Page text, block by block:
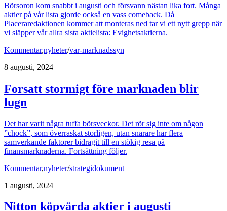
Börsoron kom snabbt i augusti och försvann nästan lika fort. Många
aktier på vår lista gjorde också en vass comeback. Då
Placeraredaktionen kommer att monteras ned tar vi ett nytt grepp när
vi släpper vår allra sista aktielista: Evighetsaktierna.
Kommentar,nyheter/var-marknadssyn
8 augusti, 2024
Forsatt stormigt före marknaden blir
lugn
Det har varit några tuffa börsveckor. Det rör sig inte om någon
”chock”, som överraskat storligen, utan snarare har flera
samverkande faktorer bidragit till en stökig resa på
finansmarknaderna. Fortsättning följer.
Kommentar,nyheter/strategidokument
1 augusti, 2024
Nitton köpvärda aktier i augusti